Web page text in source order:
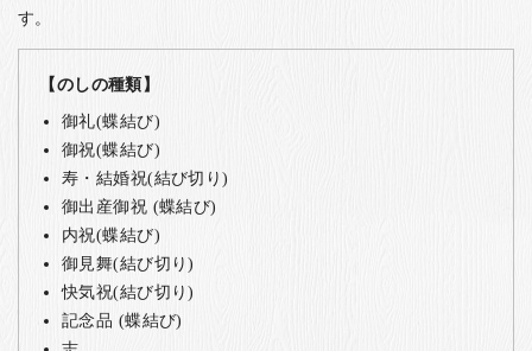
す。
【のしの種類】
御礼(蝶結び)
御祝(蝶結び)
寿・結婚祝(結び切り)
御出産御祝 (蝶結び)
内祝(蝶結び)
御見舞(結び切り)
快気祝(結び切り)
記念品 (蝶結び)